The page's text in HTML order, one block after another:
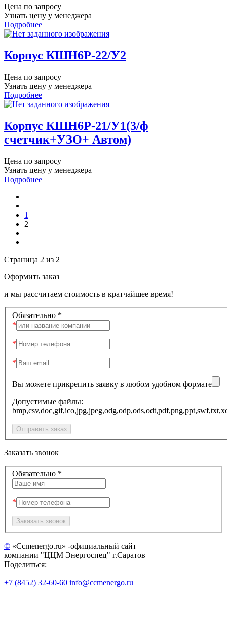
Цена по запросу
Узнать цену у менеджера
Подробнее
Корпус КШН6Р-22/У2
Цена по запросу
Узнать цену у менеджера
Подробнее
Корпус КШН6Р-21/У1(3/ф
счетчик+УЗО+ Автом)
Цена по запросу
Узнать цену у менеджера
Подробнее
1
2
Страница 2 из 2
Оформить заказ
и мы рассчитаем стоимость в кратчайшее время!
Обязательно *
Вы можете прикрепить заявку в любом удобном формате
Допустимые файлы:
Заказать звонок
Обязательно *
© «Ccmenergo.ru» -официальный сайт
компании "ЦЦМ Энергоспец" г.Саратов
Поделиться:
+7 (8452) 32-60-60 info@ccmenergo.ru